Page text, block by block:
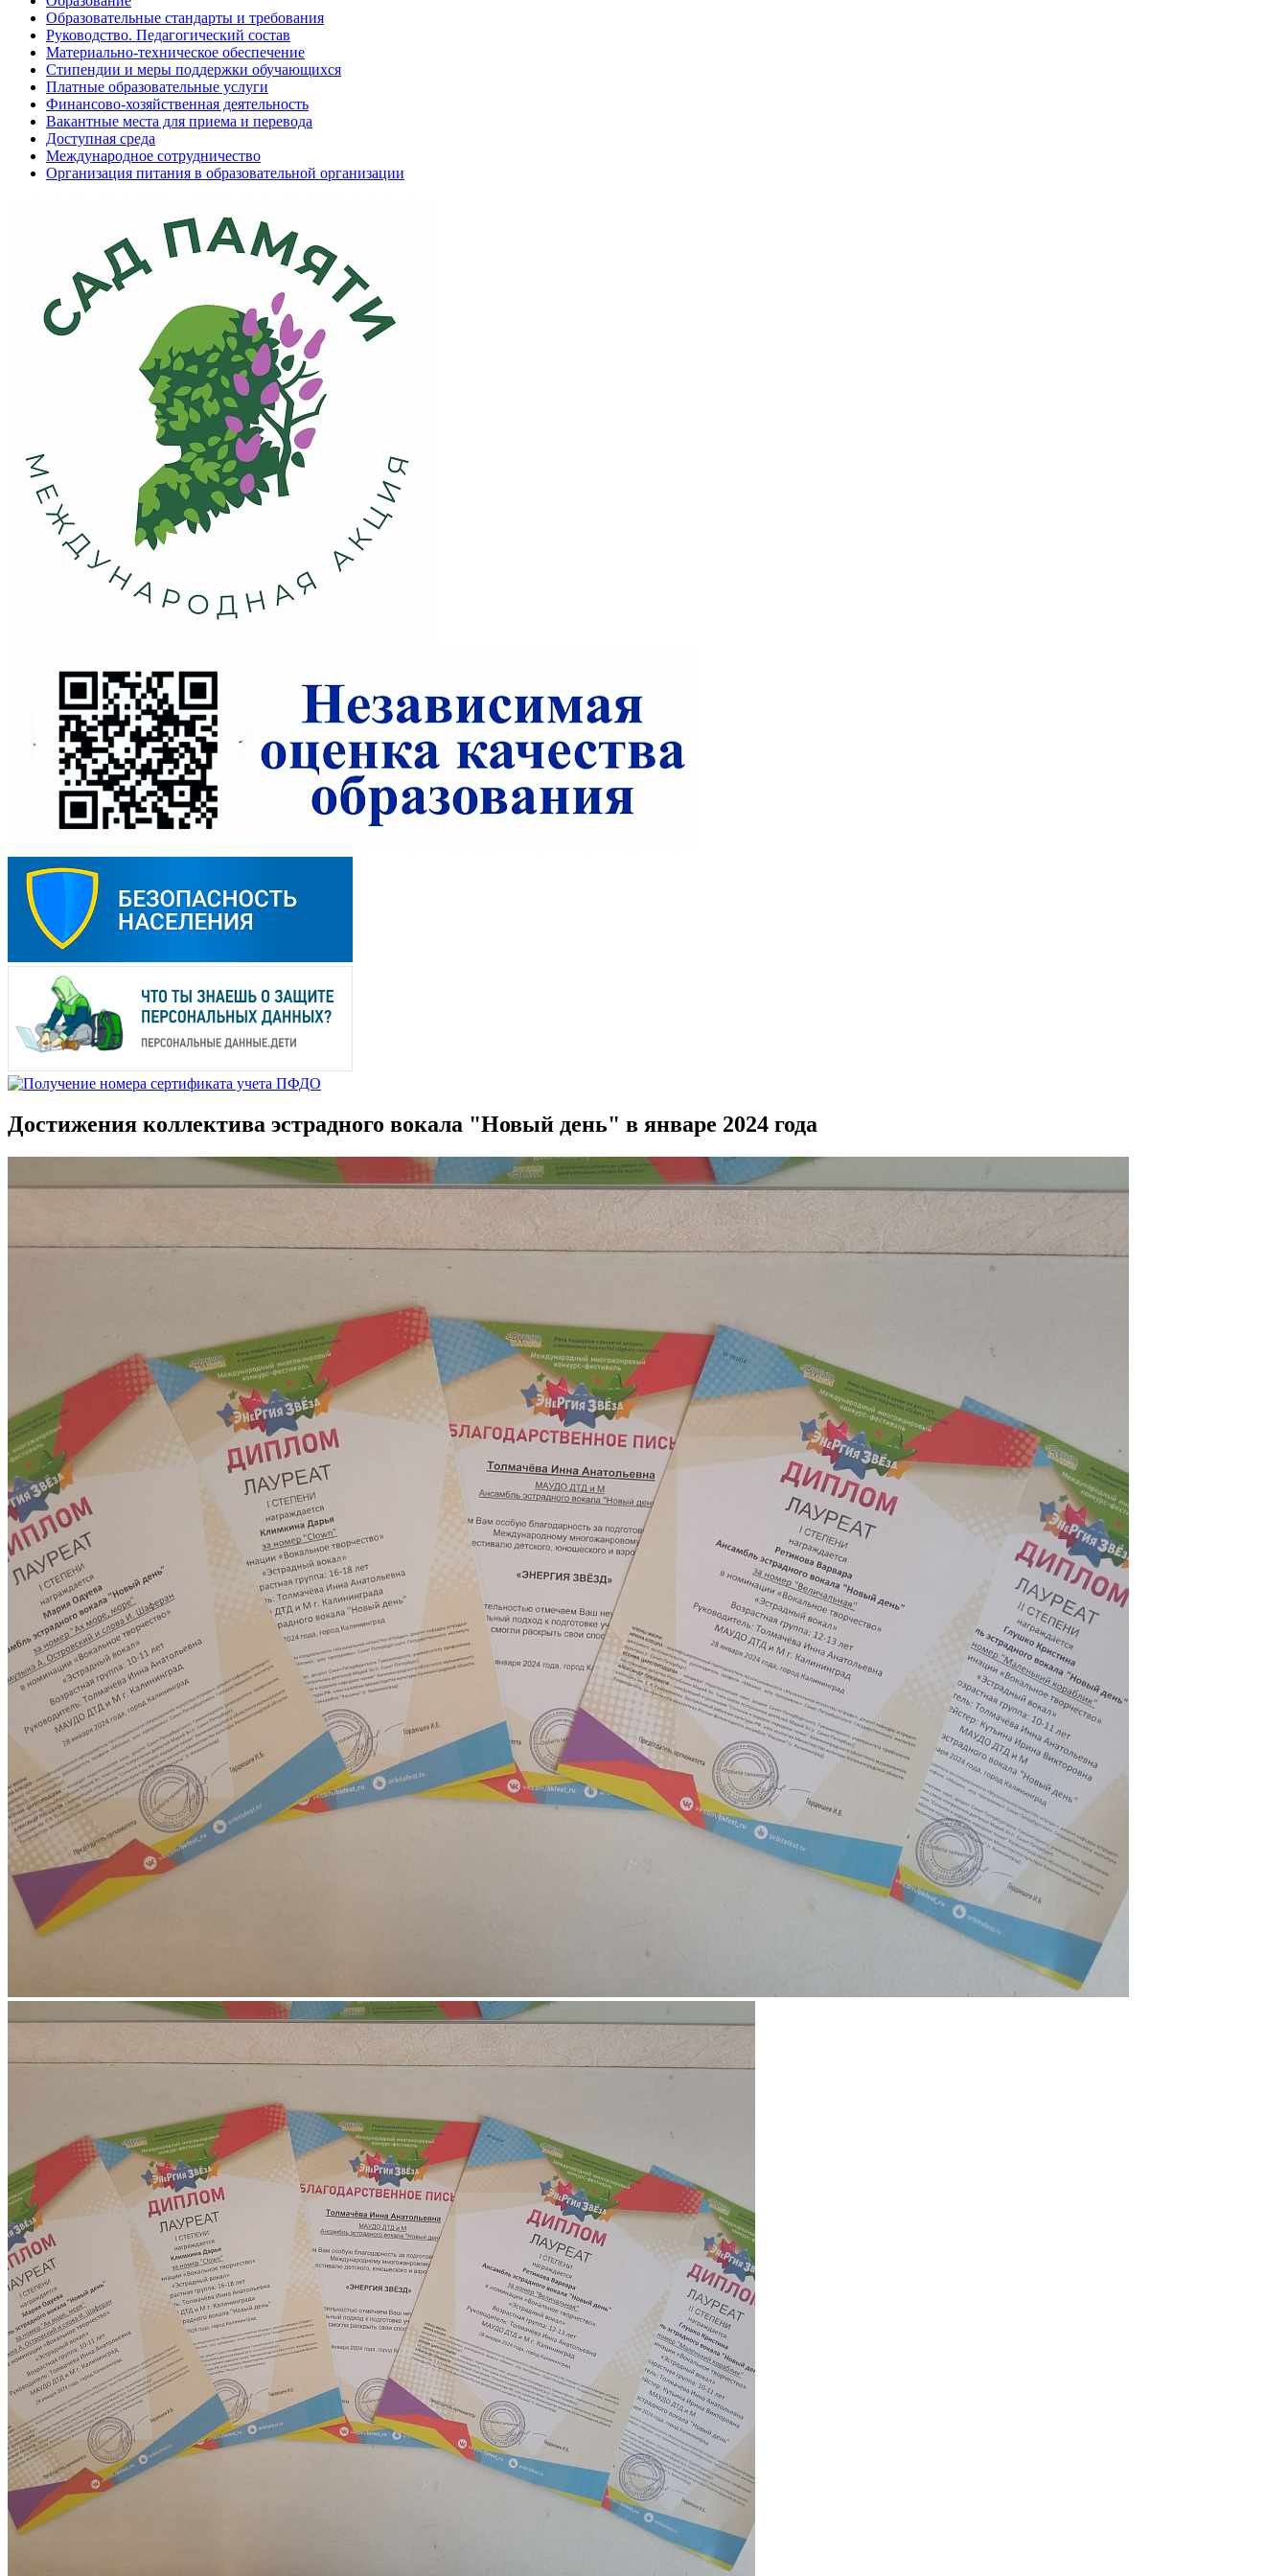
Образовательные стандарты и требования
Руководство. Педагогический состав
Материально-техническое обеспечение
Стипендии и меры поддержки обучающихся
Платные образовательные услуги
Финансово-хозяйственная деятельность
Вакантные места для приема и перевода
Доступная среда
Международное сотрудничество
Организация питания в образовательной организации
Достижения коллектива эстрадного вокала "Новый день" в январе 2024 года